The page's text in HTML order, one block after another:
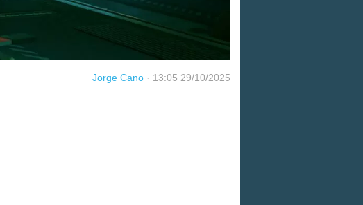
Jorge Cano · 13:05 29/10/2025